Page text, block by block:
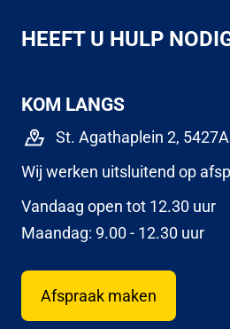
HEEFT U HULP
KOM LANGS
St. Agathaplein 2,
Wij werken uitsluitend op
Vandaag open tot 12.30 uur
Maandag: 9.00 - 12.30 uur
Afspraak maken